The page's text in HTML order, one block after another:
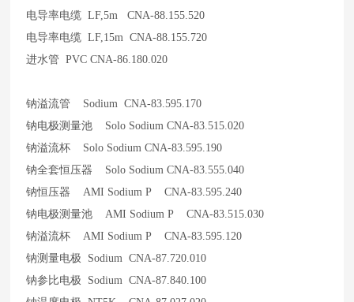
电导率电缆 LF,5m CNA-88.155.520
电导率电缆 LF,15m CNA-88.155.720
进水管 PVC CNA-86.180.020
钠溢流管 Sodium CNA-83.595.170
钠电极测量池 Solo Sodium CNA-83.515.020
钠溢流杯 Solo Sodium CNA-83.595.190
钠全套恒压器 Solo Sodium CNA-83.555.040
钠恒压器 AMI Sodium P CNA-83.595.240
钠电极测量池 AMI Sodium P CNA-83.515.030
钠溢流杯 AMI Sodium P CNA-83.595.120
钠测量电极 Sodium CNA-87.720.010
钠参比电极 Sodium CNA-87.840.100